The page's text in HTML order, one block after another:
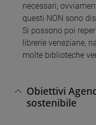
necessari;
questi NON sono
Si possono poi
librerie veneziane,
molte biblioteche
Obiettivi
sostenibile